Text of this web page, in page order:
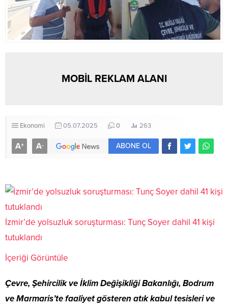
MOBİL REKLAM ALANI
Ekonomi 05.07.2025 0 263
A+ A- ABONE OL
İzmir’de yolsuzluk soruşturması: Tunç Soyer dahil 41 kişi
tutuklandı
İçeriği Görüntüle
Çevre, Şehircilik ve İklim Değişikliği Bakanlığı, Bodrum
ve Marmaris’te faaliyet gösteren atık kabul tesisleri ve